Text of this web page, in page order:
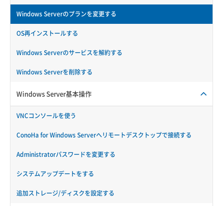
Windows Serverのプランを変更する
OS再インストールする
Windows Serverのサービスを解約する
Windows Serverを削除する
Windows Server基本操作
VNCコンソールを使う
ConoHa for Windows Serverへリモートデスクトップで接続する
Administratorパスワードを変更する
システムアップデートをする
追加ストレージ/ディスクを設定する